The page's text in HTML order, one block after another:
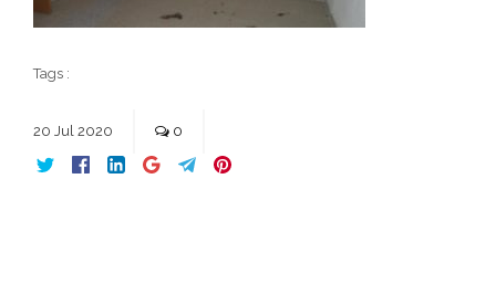
Tags :
20 Jul 2020 0